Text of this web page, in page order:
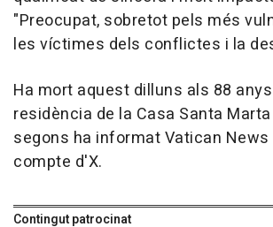
"Preocupat, sobretot pels més
les víctimes dels conflictes i la
Ha mort aquest dilluns als 88
residència de la Casa Santa
segons ha informat Vatican News
compte d'X.
Contingut patrocinat